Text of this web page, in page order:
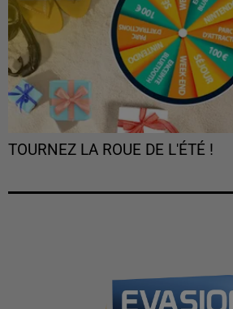
TOURNEZ LA ROUE DE L'ÉTÉ !